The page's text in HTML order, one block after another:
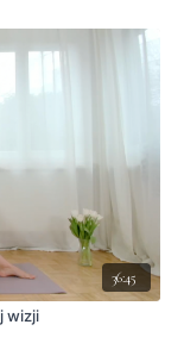
36:45
wizji